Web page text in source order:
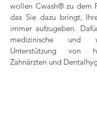
wollen Cwash® zu dem
das Sie dazu bringt,
immer aufzugeben.
medizinische und
Unterstützung von
Zahnärzten und